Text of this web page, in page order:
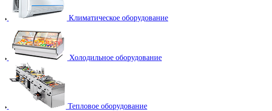
Климатическое оборудование
Холодильное оборудование
Тепловое оборудование